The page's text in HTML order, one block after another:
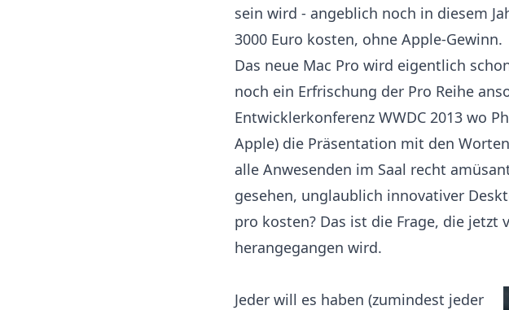
sein wird - angeblich noch in diesem
3000 Euro kosten, ohne Apple-Gewinn.
Das neue Mac Pro wird eigentlich
noch ein Erfrischung der Pro Reihe
Entwicklerkonferenz WWDC 2013 wo
Apple) die Präsentation mit den
alle Anwesenden im Saal recht
gesehen, unglaublich innovativer
pro kosten? Das ist die Frage, die
herangegangen wird.
Jeder will es haben (zumindest jeder